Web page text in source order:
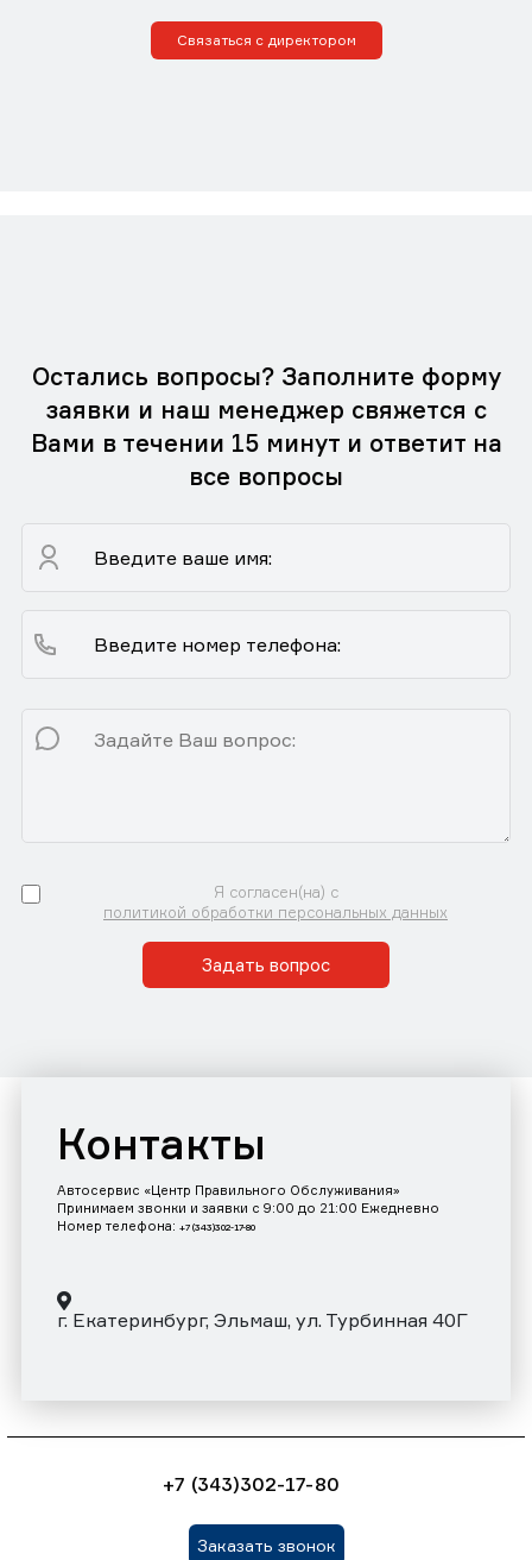
Связаться с директором
Остались вопросы? Заполните форму
заявки и наш менеджер свяжется с
Вами в течении 15 минут и ответит на
все вопросы
Я согласен(на) с
политикой обработки персональных данных
Задать вопрос
Контакты
Автосервис «Центр Правильного Обслуживания»
Принимаем звонки и заявки с 9:00 до 21:00 Ежедневно
Номер телефона: +7 (343)302-17-80
г. Екатеринбург, Эльмаш, ул. Турбинная 40Г
+7 (343)302-17-80
Заказать звонок